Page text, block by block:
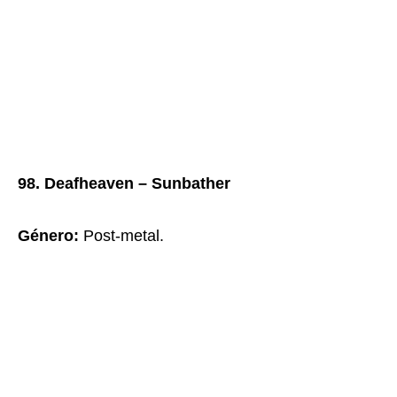
98. Deafheaven – Sunbather
Género: Post-metal.